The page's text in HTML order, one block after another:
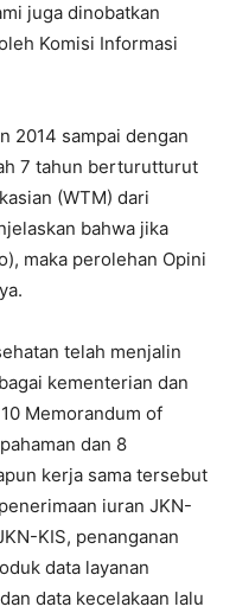
juga dinobatkan
Komisi Informasi
2014 sampai dengan
7 tahun berturutturut
(WTM) dari
bahwa jika
maka perolehan Opini
telah menjalin
kementerian dan
Memorandum of
dan 8
kerja sama tersebut
iuran JKN-
KIS, penanganan
data layanan
data kecelakaan lalu